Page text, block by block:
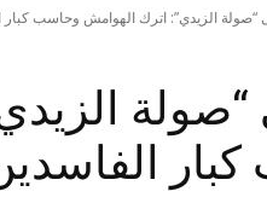
“صولة الزيدي”: اترك الهوامش وحاسب كبار